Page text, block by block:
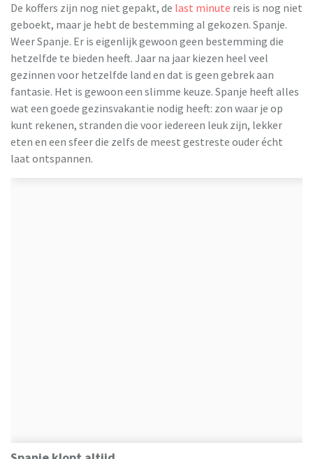
De koffers zijn nog niet gepakt, de last minute reis is nog niet
geboekt, maar je hebt de bestemming al gekozen. Spanje.
Weer Spanje. Er is eigenlijk gewoon geen bestemming die
hetzelfde te bieden heeft. Jaar na jaar kiezen heel veel
gezinnen voor hetzelfde land en dat is geen gebrek aan
fantasie. Het is gewoon een slimme keuze. Spanje heeft alles
wat een goede gezinsvakantie nodig heeft: zon waar je op
kunt rekenen, stranden die voor iedereen leuk zijn, lekker
eten en een sfeer die zelfs de meest gestreste ouder écht
laat ontspannen.